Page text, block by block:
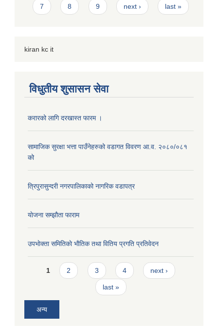
7 8 9 next › last »
kiran kc it
विधुतीय शुसासन सेवा
करारको लागि दरखास्त फारम ।
सामाजिक सुरक्षा भत्ता पाउँनेहरुको वडागत विवरण आ.व. २०८०/०८१
को
त्रिपुरासुन्दरी नगरपालिकाको नागरिक वडापत्र
याेजना सम्झौता फाराम
उपभाेक्ता समितिकाे भाैतिक तथा वितिय प्रगति प्रतिवेदन
Pages
1 2 3 4 next ›
last »
अन्य